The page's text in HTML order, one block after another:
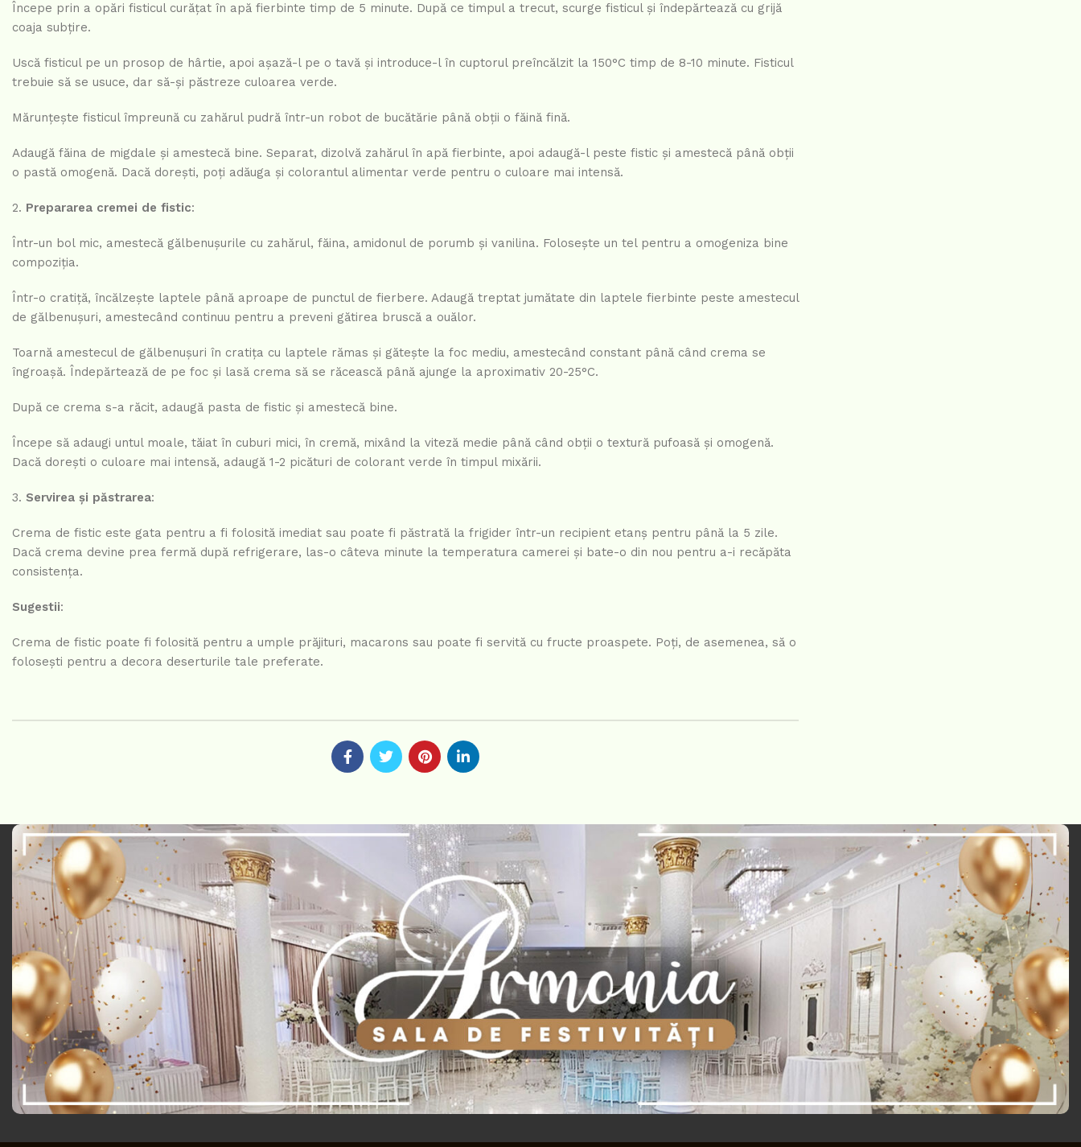
Începe prin a opări fisticul curățat în apă fierbinte timp de 5 minute. După ce timpul a trecut, scurge fisticul și îndepărtează cu grijă
coaja subțire.
Uscă fisticul pe un prosop de hârtie, apoi așază-l pe o tavă și introduce-l în cuptorul preîncălzit la 150°C timp de 8-10 minute. Fisticul
trebuie să se usuce, dar să-și păstreze culoarea verde.
Mărunțește fisticul împreună cu zahărul pudră într-un robot de bucătărie până obții o făină fină.
Adaugă făina de migdale și amestecă bine. Separat, dizolvă zahărul în apă fierbinte, apoi adaugă-l peste fistic și amestecă până obții
o pastă omogenă. Dacă dorești, poți adăuga și colorantul alimentar verde pentru o culoare mai intensă.
Prepararea cremei de fistic:
Într-un bol mic, amestecă gălbenușurile cu zahărul, făina, amidonul de porumb și vanilina. Folosește un tel pentru a omogeniza bine
compoziția.
Într-o cratiță, încălzește laptele până aproape de punctul de fierbere. Adaugă treptat jumătate din laptele fierbinte peste amestecul
de gălbenușuri, amestecând continuu pentru a preveni gătirea bruscă a ouălor.
Toarnă amestecul de gălbenușuri în cratița cu laptele rămas și gătește la foc mediu, amestecând constant până când crema se
îngroașă. Îndepărtează de pe foc și lasă crema să se răcească până ajunge la aproximativ 20-25°C.
După ce crema s-a răcit, adaugă pasta de fistic și amestecă bine.
Începe să adaugi untul moale, tăiat în cuburi mici, în cremă, mixând la viteză medie până când obții o textură pufoasă și omogenă.
Dacă dorești o culoare mai intensă, adaugă 1-2 picături de colorant verde în timpul mixării.
Servirea și păstrarea:
Crema de fistic este gata pentru a fi folosită imediat sau poate fi păstrată la frigider într-un recipient etanș pentru până la 5 zile.
Dacă crema devine prea fermă după refrigerare, las-o câteva minute la temperatura camerei și bate-o din nou pentru a-i recăpăta
consistența.
Sugestii:
Crema de fistic poate fi folosită pentru a umple prăjituri, macarons sau poate fi servită cu fructe proaspete. Poți, de asemenea, să o
folosești pentru a decora deserturile tale preferate.